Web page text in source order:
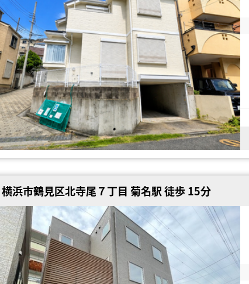
横浜市鶴見区北寺尾７丁目 菊名駅 徒歩 15分